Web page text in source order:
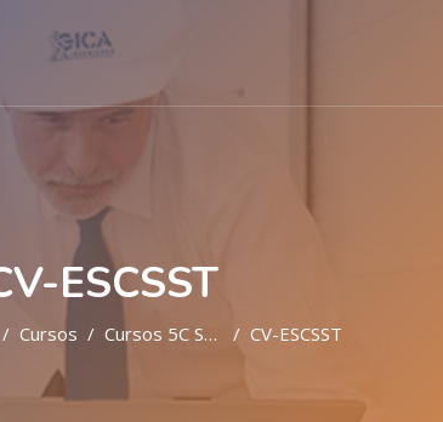
ESCSST
Cursos Cursos 5C SST CV-ESCSST